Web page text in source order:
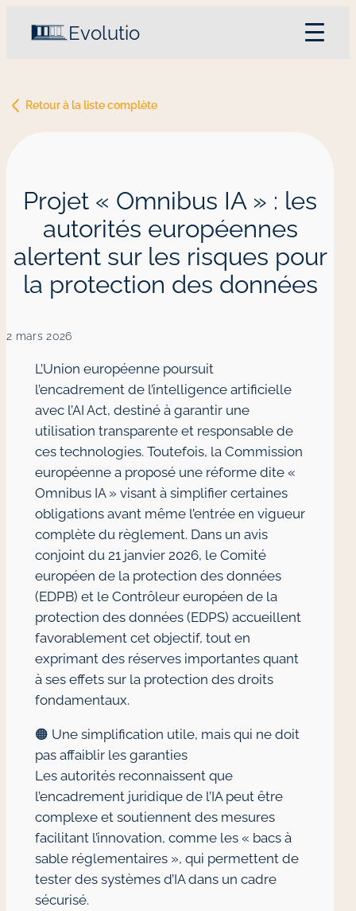
Evolutio
Nos services
Retour à la liste complète
Projet « Omnibus IA » : les
autorités européennes
alertent sur les risques pour
la protection des données
2 mars 2026
L’Union européenne poursuit
l’encadrement de l’intelligence artificielle
avec l’AI Act, destiné à garantir une
utilisation transparente et responsable de
ces technologies. Toutefois, la Commission
européenne a proposé une réforme dite «
Omnibus IA » visant à simplifier certaines
obligations avant même l’entrée en vigueur
complète du règlement. Dans un avis
conjoint du 21 janvier 2026, le Comité
européen de la protection des données
(EDPB) et le Contrôleur européen de la
protection des données (EDPS) accueillent
favorablement cet objectif, tout en
exprimant des réserves importantes quant
à ses effets sur la protection des droits
fondamentaux.
🟠 Une simplification utile, mais qui ne doit
pas affaiblir les garanties
Les autorités reconnaissent que
l’encadrement juridique de l’IA peut être
complexe et soutiennent des mesures
facilitant l’innovation, comme les « bacs à
sable réglementaires », qui permettent de
tester des systèmes d’IA dans un cadre
sécurisé.